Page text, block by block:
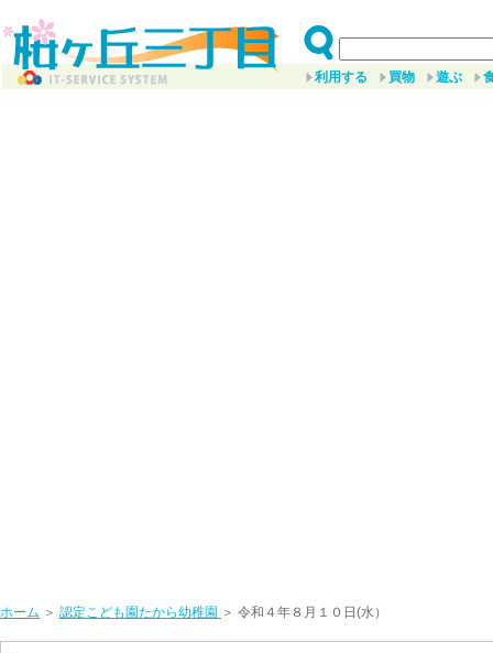
利用する 買物 遊ぶ
ホーム ＞ 認定こども園たから幼稚園 ＞ 令和４年８月１０日(水）